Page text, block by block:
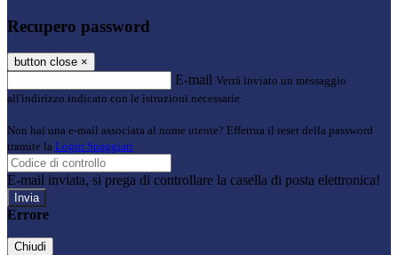
Recupero password
button close ×
E-mail Verrà inviato un messaggio
all'indirizzo indicato con le istruzioni necessarie.
Non hai una e-mail associata al nome utente? Effettua il reset della password
tramite la Login Spaggiari
E-mail inviata, si prega di controllare la casella di posta elettronica!
Errore
Chiudi